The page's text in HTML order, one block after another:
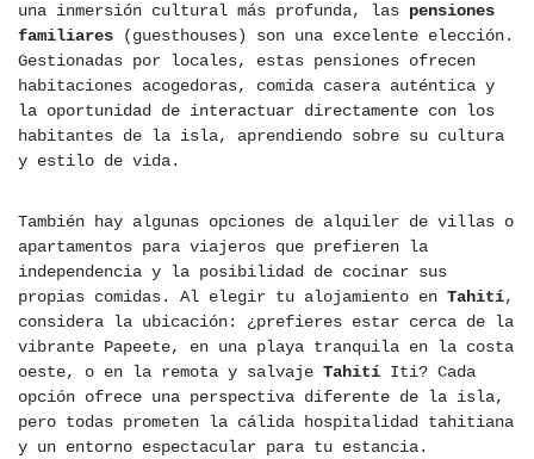
una inmersión cultural más profunda, las pensiones
familiares (guesthouses) son una excelente elección.
Gestionadas por locales, estas pensiones ofrecen
habitaciones acogedoras, comida casera auténtica y
la oportunidad de interactuar directamente con los
habitantes de la isla, aprendiendo sobre su cultura
y estilo de vida.
También hay algunas opciones de alquiler de villas o
apartamentos para viajeros que prefieren la
independencia y la posibilidad de cocinar sus
propias comidas. Al elegir tu alojamiento en Tahití,
considera la ubicación: ¿prefieres estar cerca de la
vibrante Papeete, en una playa tranquila en la costa
oeste, o en la remota y salvaje Tahití Iti? Cada
opción ofrece una perspectiva diferente de la isla,
pero todas prometen la cálida hospitalidad tahitiana
y un entorno espectacular para tu estancia.